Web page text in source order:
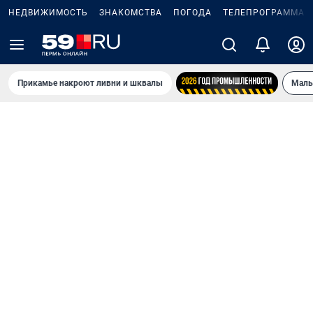
НЕДВИЖИМОСТЬ ЗНАКОМСТВА ПОГОДА ТЕЛЕПРОГРАММА
Прикамье накроют ливни и шквалы